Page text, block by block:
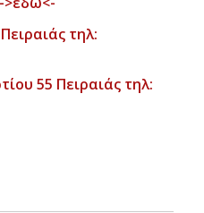
τηλ:
55 Πειραιάς τηλ: